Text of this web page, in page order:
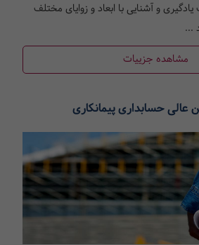
و آشنایی با ابعاد و زوایای مختلف
...
مشاهده جزییات
عالی حسابداری پیمانکاری